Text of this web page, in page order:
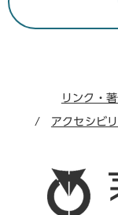
リンク・
アクセシビ